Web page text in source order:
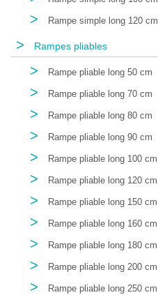
> Rampe simple long 120 cm
> Rampes pliables
> Rampe pliable long 50 cm
> Rampe pliable long 70 cm
> Rampe pliable long 80 cm
> Rampe pliable long 90 cm
> Rampe pliable long 100 cm
> Rampe pliable long 120 cm
> Rampe pliable long 150 cm
> Rampe pliable long 160 cm
> Rampe pliable long 180 cm
> Rampe pliable long 200 cm
> Rampe pliable long 250 cm